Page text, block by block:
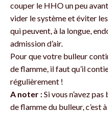
couper le HHO un peu
vider le système et éviter
qui peuvent, à la longue,
admission d’air.
Pour que votre bulleur
de flamme, il faut qu’il
régulièrement !
A noter :Si vous n’avez
de flamme du bulleur, c’est